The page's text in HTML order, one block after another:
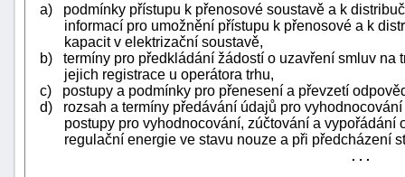
a) podmínky přístupu k přenosové soustavě a k
informací pro umožnění přístupu k přenosové a k
kapacit v elektrizační soustavě,
b) termíny pro předkládání žádostí o uzavření smluv na
jejich registrace u operátora trhu,
c) postupy a podmínky pro přenesení a převzetí
d) rozsah a termíny předávání údajů pro
postupy pro vyhodnocování, zúčtování a vypořádání
regulační energie ve stavu nouze a při předcházení
. . .
+náhrady